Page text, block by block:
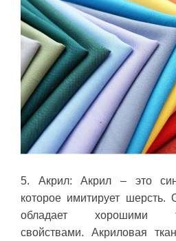
5. Акрил: Акрил – это
которое имитирует шерсть.
обладает хорошими
свойствами. Акриловая